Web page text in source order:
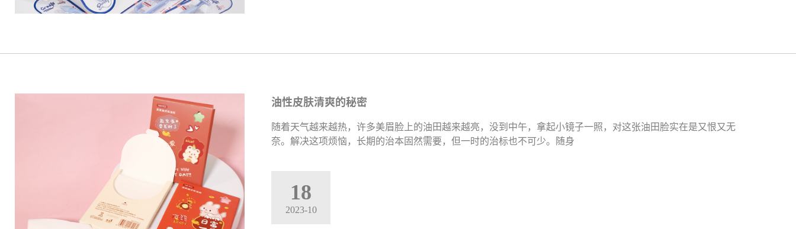
油性皮肤清爽的秘密
随着天气越来越热，许多美眉脸上的油田越来越亮，没到中午，拿起小镜子一照，对这张油田脸实在是又恨又无
奈。解决这项烦恼，长期的治本固然需要，但一时的治标也不可少。随身
18
2023-10